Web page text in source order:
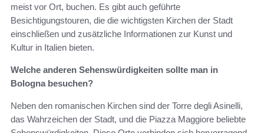
meist vor Ort, buchen. Es gibt auch geführte
Besichtigungstouren, die die wichtigsten Kirchen der Stadt
einschließen und zusätzliche Informationen zur Kunst und
Kultur in Italien bieten.
Welche anderen Sehenswürdigkeiten sollte man in
Bologna besuchen?
Neben den romanischen Kirchen sind der Torre degli Asinelli,
das Wahrzeichen der Stadt, und die Piazza Maggiore beliebte